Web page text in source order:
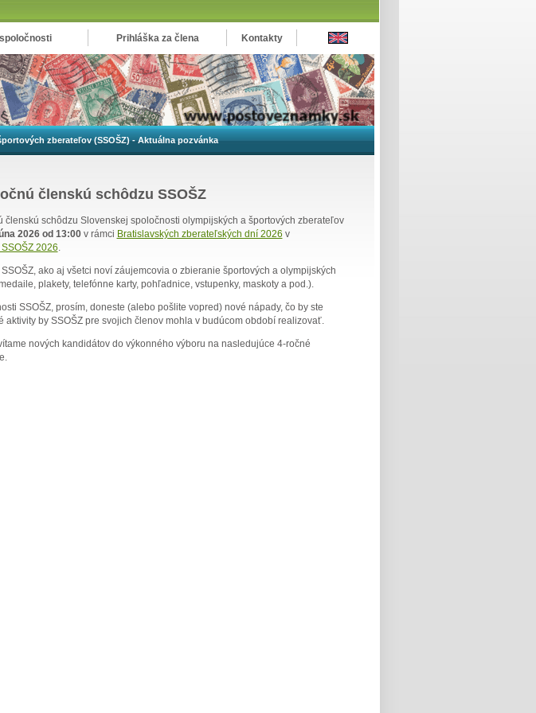
Prihláška za člena Kontakty
zberateľov (SSOŠZ) - Aktuálna pozvánka
členskú schôdzu SSOŠZ
členskú schôdzu Slovenskej spoločnosti olympijských a športových zberateľov
2026 od 13:00v rámci Bratislavských zberateľských dní 2026 v
2026.
ako aj všetci noví záujemcovia o zbieranie športových a olympijských
plakety, telefónne karty, pohľadnice, vstupenky, maskoty a pod.).
SSOŠZ, prosím, doneste (alebo pošlite vopred) nové nápady, čo by ste
aktivity by SSOŠZ pre svojich členov mohla v budúcom období realizovať.
nových kandidátov do výkonného výboru na nasledujúce 4-ročné